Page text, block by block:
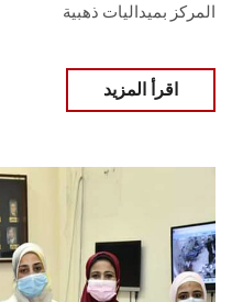
المركز بميداليات ذهبية
اقرأ المزيد